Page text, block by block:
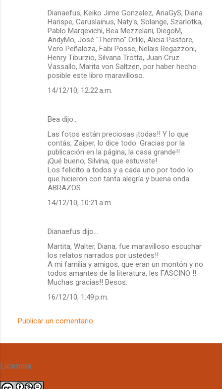
Dianaefus, Keiko Jime Gonzalez, AnaGyS, Diana
Harispe, Caruslainus, Naty's, Solange, Szarlotka,
Pablo Marqevichi, Bea Mezzelani, DiegoM,
AndyMo, José "Thermo" Orliki, Alicia Pastore,
Vero Peñaloza, Fabi Posse, Nelais Regazzoni,
Henry Tiburzio, Silvana Trotta, Juan Cruz
Vassallo, Marita von Saltzen, por haber hecho
posible este libro maravilloso.
14/12/10, 12:22 a.m.
Bea dijo…
Las fotos están preciosas ¡todas!! Y lo que
contás, Zaiper, lo dice todo. Gracias por la
publicación en la página, la casa grande!!
¡Qué bueno, Silvina, que estuviste!
Los felicito a todos y a cada uno por todo lo
que hicieron con tanta alegría y buena onda.
ABRAZOS
14/12/10, 10:21 a.m.
Dianaefus dijo…
Martita, Walter, Diana, fue maravilloso escuchar
los relatos narrados por ustedes!!
A mi familia y amigos, que eran un montón y no
todos amantes de la literatura, les FASCINO !!
Muchas gracias!! Besos.
16/12/10, 1:49 p.m.
Publicar un comentario
Licencia